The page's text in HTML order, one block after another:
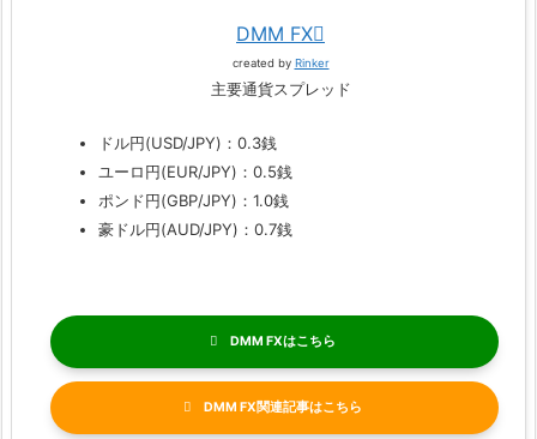
DMM FX
created by Rinker
主要通貨スプレッド
ドル円(USD/JPY)：0.3銭
ユーロ円(EUR/JPY)：0.5銭
ポンド円(GBP/JPY)：1.0銭
豪ドル円(AUD/JPY)：0.7銭
DMM FX
DMM FX関連記事